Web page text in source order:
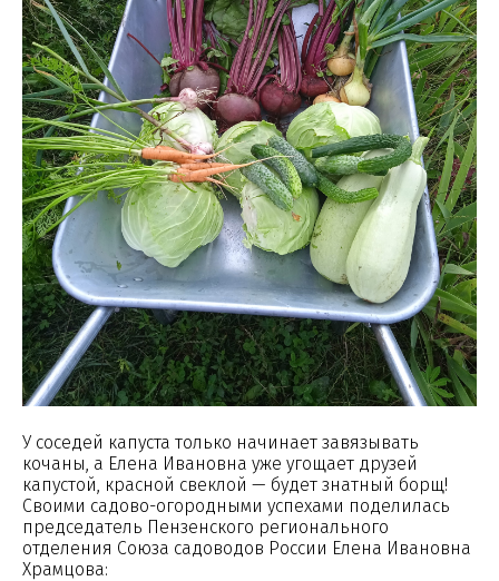
У соседей капуста только начинает завязывать
кочаны, а Елена Ивановна уже угощает друзей
капустой, красной свеклой — будет знатный борщ!
Своими садово-огородными успехами поделилась
председатель Пензенского регионального
отделения Союза садоводов России Елена Ивановна
Храмцова: